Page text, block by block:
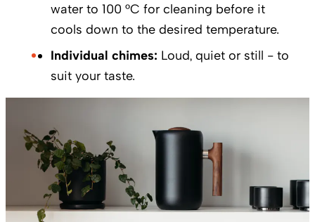
water to 100 °C for cleaning before it
cools down to the desired temperature.
Individual chimes: Loud, quiet or still - to
suit your taste.